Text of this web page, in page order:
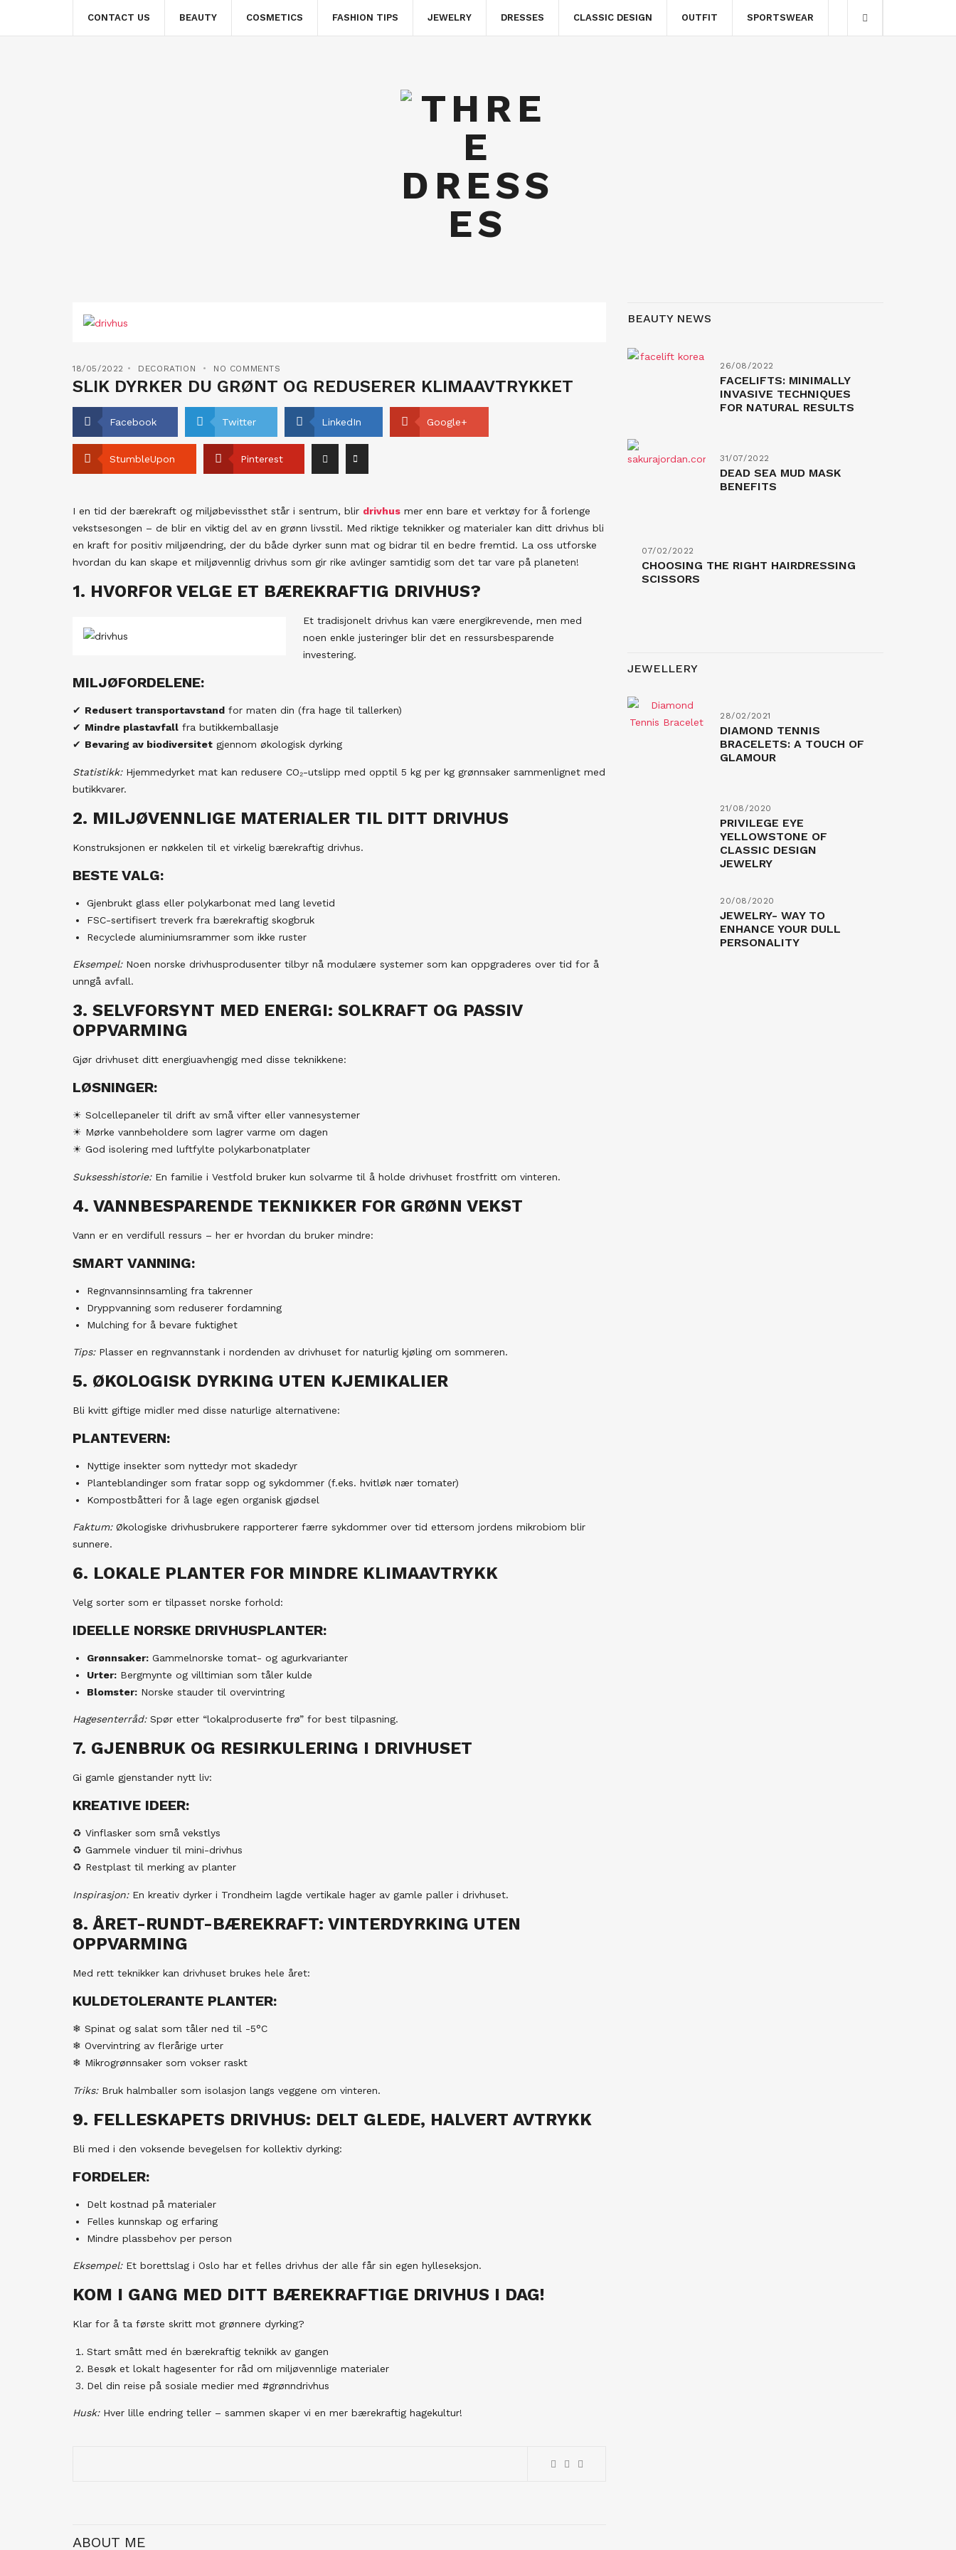
CONTACT US BEAUTY COSMETICS FASHION TIPS JEWELRY DRESSES CLASSIC DESIGN OUTFIT SPORTSWEAR
18/05/2022 DECORATION NO COMMENTS
SLIK DYRKER DU GRØNT OG REDUSERER KLIMAAVTRYKKET
Facebook Twitter LinkedIn Google+
StumbleUpon Pinterest
I en tid der bærekraft og miljøbevissthet står i sentrum, blir drivhus mer enn bare et verktøy for å forlenge
vekstsesongen – de blir en viktig del av en grønn livsstil. Med riktige teknikker og materialer kan ditt drivhus bli
en kraft for positiv miljøendring, der du både dyrker sunn mat og bidrar til en bedre fremtid. La oss utforske
hvordan du kan skape et miljøvennlig drivhus som gir rike avlinger samtidig som det tar vare på planeten!
1. HVORFOR VELGE ET BÆREKRAFTIG DRIVHUS?
Et tradisjonelt drivhus kan være energikrevende, men med
noen enkle justeringer blir det en ressursbesparende
investering.
MILJØFORDELENE:
✔ Redusert transportavstand for maten din (fra hage til tallerken)
✔ Mindre plastavfall fra butikkemballasje
✔ Bevaring av biodiversitet gjennom økologisk dyrking
Statistikk:Hjemmedyrket mat kan redusere CO₂-utslipp med opptil 5 kg per kg grønnsaker sammenlignet med
butikkvarer.
2. MILJØVENNLIGE MATERIALER TIL DITT DRIVHUS
Konstruksjonen er nøkkelen til et virkelig bærekraftig drivhus.
BESTE VALG:
Gjenbrukt glass eller polykarbonat med lang levetid
FSC-sertifisert treverk fra bærekraftig skogbruk
Recyclede aluminiumsrammer som ikke ruster
Eksempel:Noen norske drivhusprodusenter tilbyr nå modulære systemer som kan oppgraderes over tid for å
unngå avfall.
3. SELVFORSYNT MED ENERGI: SOLKRAFT OG PASSIV
OPPVARMING
Gjør drivhuset ditt energiuavhengig med disse teknikkene:
LØSNINGER:
☀ Solcellepaneler til drift av små vifter eller vannesystemer
☀ Mørke vannbeholdere som lagrer varme om dagen
☀ God isolering med luftfylte polykarbonatplater
Suksesshistorie:En familie i Vestfold bruker kun solvarme til å holde drivhuset frostfritt om vinteren.
4. VANNBESPARENDE TEKNIKKER FOR GRØNN VEKST
Vann er en verdifull ressurs – her er hvordan du bruker mindre:
SMART VANNING:
Regnvannsinnsamling fra takrenner
Dryppvanning som reduserer fordamning
Mulching for å bevare fuktighet
Tips:Plasser en regnvannstank i nordenden av drivhuset for naturlig kjøling om sommeren.
5. ØKOLOGISK DYRKING UTEN KJEMIKALIER
Bli kvitt giftige midler med disse naturlige alternativene:
PLANTEVERN:
Nyttige insekter som nyttedyr mot skadedyr
Planteblandinger som fratar sopp og sykdommer (f.eks. hvitløk nær tomater)
Kompostbåtteri for å lage egen organisk gjødsel
Faktum:Økologiske drivhusbrukere rapporterer færre sykdommer over tid ettersom jordens mikrobiom blir
sunnere.
6. LOKALE PLANTER FOR MINDRE KLIMAAVTRYKK
Velg sorter som er tilpasset norske forhold:
IDEELLE NORSKE DRIVHUSPLANTER:
Grønnsaker: Gammelnorske tomat- og agurkvarianter
Urter: Bergmynte og villtimian som tåler kulde
Blomster: Norske stauder til overvintring
Hagesenterråd:Spør etter “lokalproduserte frø” for best tilpasning.
7. GJENBRUK OG RESIRKULERING I DRIVHUSET
Gi gamle gjenstander nytt liv:
KREATIVE IDEER:
♻ Vinflasker som små vekstlys
♻ Gammele vinduer til mini-drivhus
♻ Restplast til merking av planter
Inspirasjon:En kreativ dyrker i Trondheim lagde vertikale hager av gamle paller i drivhuset.
8. ÅRET-RUNDT-BÆREKRAFT: VINTERDYRKING UTEN
OPPVARMING
Med rett teknikker kan drivhuset brukes hele året:
KULDETOLERANTE PLANTER:
❄ Spinat og salat som tåler ned til -5°C
❄ Overvintring av flerårige urter
❄ Mikrogrønnsaker som vokser raskt
Triks:Bruk halmballer som isolasjon langs veggene om vinteren.
9. FELLESKAPETS DRIVHUS: DELT GLEDE, HALVERT AVTRYKK
Bli med i den voksende bevegelsen for kollektiv dyrking:
FORDELER:
Delt kostnad på materialer
Felles kunnskap og erfaring
Mindre plassbehov per person
Eksempel:Et borettslag i Oslo har et felles drivhus der alle får sin egen hylleseksjon.
KOM I GANG MED DITT BÆREKRAFTIGE DRIVHUS I DAG!
Klar for å ta første skritt mot grønnere dyrking?
Start smått med én bærekraftig teknikk av gangen
Besøk et lokalt hagesenter for råd om miljøvennlige materialer
Del din reise på sosiale medier med #grønndrivhus
Husk:Hver lille endring teller – sammen skaper vi en mer bærekraftig hagekultur!
ABOUT ME
BEAUTY NEWS
26/08/2022
FACELIFTS: MINIMALLY
INVASIVE TECHNIQUES
FOR NATURAL RESULTS
31/07/2022
DEAD SEA MUD MASK
BENEFITS
07/02/2022
CHOOSING THE RIGHT HAIRDRESSING
SCISSORS
JEWELLERY
28/02/2021
DIAMOND TENNIS
BRACELETS: A TOUCH OF
GLAMOUR
21/08/2020
PRIVILEGE EYE
YELLOWSTONE OF
CLASSIC DESIGN
JEWELRY
20/08/2020
JEWELRY- WAY TO
ENHANCE YOUR DULL
PERSONALITY